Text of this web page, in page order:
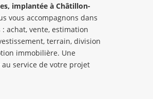
, implantéeà Châtillon-
vous accompagnons dans
achat, vente, estimation
terrain, division
immobilière. Une
service de votre projet